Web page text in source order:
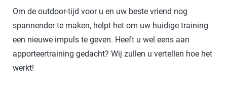
Om de outdoor-tijd voor u en uw beste vriend nog
spannender te maken, helpt het om uw huidige training
een nieuwe impuls te geven. Heeft u wel eens aan
apporteertraining gedacht? Wij zullen u vertellen hoe het
werkt!